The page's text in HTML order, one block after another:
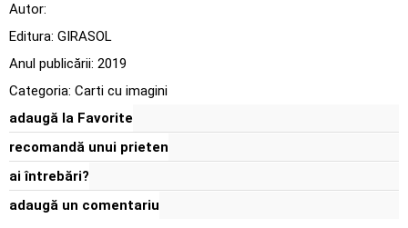
Autor:
Editura: GIRASOL
Anul publicării: 2019
Categoria: Carti cu imagini
adaugă la Favorite
recomandă unui prieten
ai întrebări?
adaugă un comentariu